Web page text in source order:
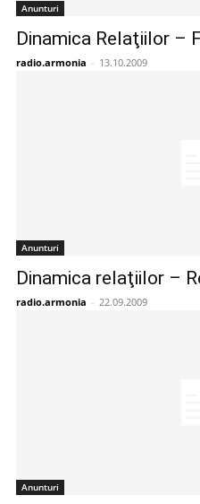
Anunturi
Dinamica Relaţiilor –
radio.armonia - 13.10.2009
Anunturi
Dinamica relaţiilor –
radio.armonia - 22.09.2009
Anunturi